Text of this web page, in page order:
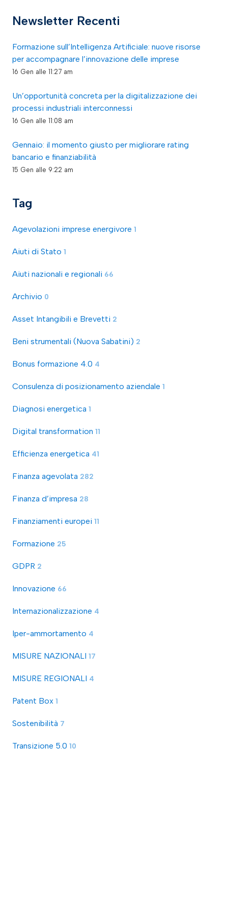
Newsletter Recenti
Formazione sull’Intelligenza Artificiale: nuove risorse
per accompagnare l’innovazione delle imprese
16 Gen alle 11:27 am
Un’opportunità concreta per la digitalizzazione dei
processi industriali interconnessi
16 Gen alle 11:08 am
Gennaio: il momento giusto per migliorare rating
bancario e finanziabilità
15 Gen alle 9:22 am
Tag
Agevolazioni imprese energivore 1
Aiuti di Stato 1
Aiuti nazionali e regionali 66
Archivio 0
Asset Intangibili e Brevetti 2
Beni strumentali (Nuova Sabatini) 2
Bonus formazione 4.0 4
Consulenza di posizionamento aziendale 1
Diagnosi energetica 1
Digital transformation 11
Efficienza energetica 41
Finanza agevolata 282
Finanza d’impresa 28
Finanziamenti europei 11
Formazione 25
GDPR 2
Innovazione 66
Internazionalizzazione 4
Iper-ammortamento 4
MISURE NAZIONALI 17
MISURE REGIONALI 4
Patent Box 1
Sostenibilità 7
Transizione 5.0 10